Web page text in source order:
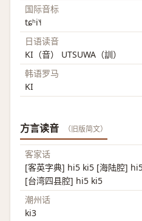
国际音标
tɕʰi˥˧
日语读音
KI（音） UTSUWA（訓）
韩语罗马
KI
方言读音 （旧版简文）
客家话
[客英字典] hi5 ki5 [海陆腔]
[台湾四县腔] hi5 ki5
潮州话
ki3